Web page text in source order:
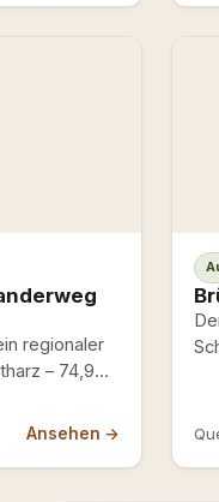
und
regionaler
– 74,9
Start
Ansehen →